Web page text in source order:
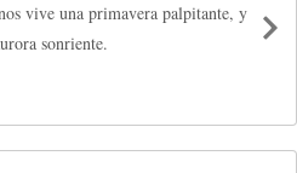
vive una primavera palpitante, y
sonriente.